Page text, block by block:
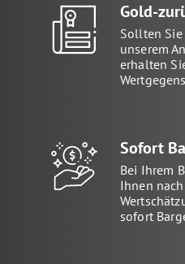
Gold-
Sollten
unserem
erhalten
Sofort
Bei Ihrem
Ihnen
sofort